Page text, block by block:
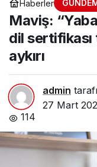
Haberler
Maviş:
dil
aykırı
admin
27 Mart
114